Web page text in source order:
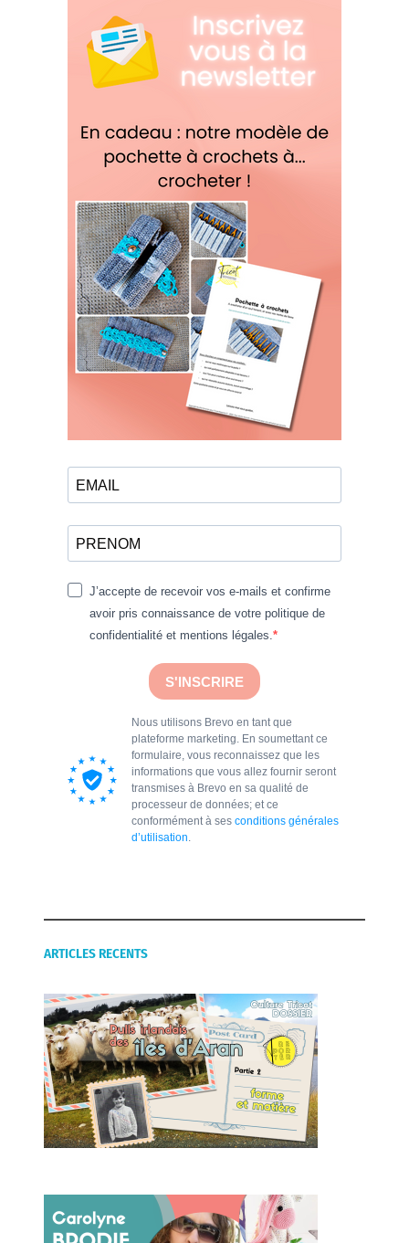
J’accepte de recevoir vos e-mails et confirme
avoir pris connaissance de votre politique de
confidentialité et mentions légales.
S'INSCRIRE
Nous utilisons Brevo en tant que
plateforme marketing. En soumettant ce
formulaire, vous reconnaissez que les
informations que vous allez fournir seront
transmises à Brevo en sa qualité de
processeur de données; et ce
conformément à ses conditions générales
d’utilisation.
ARTICLES RECENTS
Forme et matière des pulls
irlandais d’Aran
Carolyne Brodie créatrice
d’amigurumis